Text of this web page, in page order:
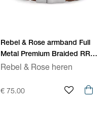
Rebel & Rose armband Full
Metal Premium Braided RR-
M0053-S
Rebel & Rose heren
€ 75.00